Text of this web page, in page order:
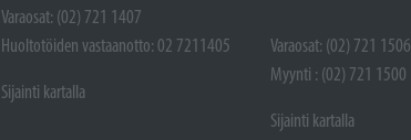
Varaosat: (02) 721 1407
Huoltotöiden vastaanotto: 02 7211405
Sijainti kartalla
Varaosat: (02) 721 1506
Myynti : (02) 721 1500
Sijainti kartalla